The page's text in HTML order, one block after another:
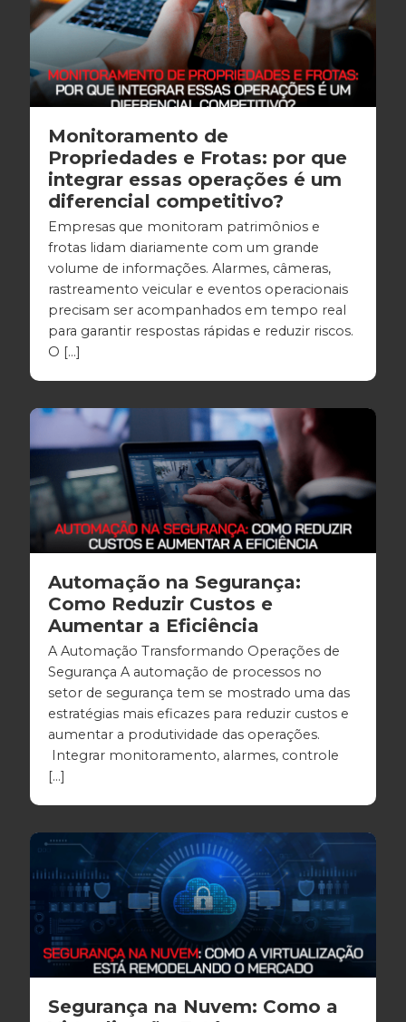
Monitoramento de
Propriedades e Frotas: por que
integrar essas operações é um
diferencial competitivo?
Empresas que monitoram patrimônios e
frotas lidam diariamente com um grande
volume de informações. Alarmes, câmeras,
rastreamento veicular e eventos operacionais
precisam ser acompanhados em tempo real
para garantir respostas rápidas e reduzir riscos.
O […]
Automação na Segurança:
Como Reduzir Custos e
Aumentar a Eficiência
A Automação Transformando Operações de
Segurança A automação de processos no
setor de segurança tem se mostrado uma das
estratégias mais eficazes para reduzir custos e
aumentar a produtividade das operações.
Integrar monitoramento, alarmes, controle
[…]
Segurança na Nuvem: Como a